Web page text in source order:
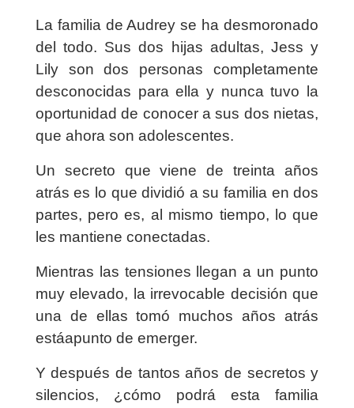
La familia de Audrey se ha desmoronado
del todo. Sus dos hijas adultas, Jess y
Lily son dos personas completamente
desconocidas para ella y nunca tuvo la
oportunidad de conocer a sus dos nietas,
que ahora son adolescentes.
Un secreto que viene de treinta años
atrás es lo que dividió a su familia en dos
partes, pero es, al mismo tiempo, lo que
les mantiene conectadas.
Mientras las tensiones llegan a un punto
muy elevado, la irrevocable decisión que
una de ellas tomó muchos años atrás
estáapunto de emerger.
Y después de tantos años de secretos y
silencios, ¿cómo podrá esta familia